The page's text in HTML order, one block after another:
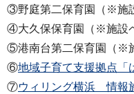
③野庭第二保育園（※施
④大久保保育園（※施設
⑤港南台第二保育園（※
⑥地域子育て支援拠点「
⑦ウィリング横浜 情報